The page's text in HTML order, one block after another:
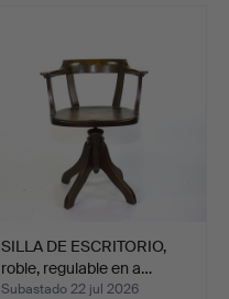
SILLA DE ESCRITORIO,
roble, regulable en a…
Subastado 22 jul 2026